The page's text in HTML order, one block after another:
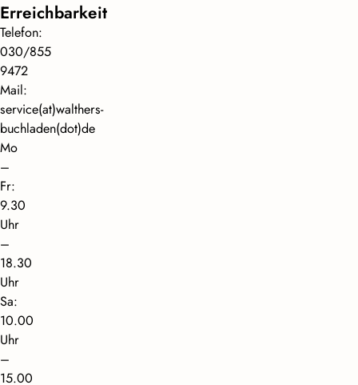
Erreichbarkeit
Telefon:
030/855
9472
Mail:
service(at)walthers-
buchladen(dot)de
Mo
–
Fr:
9.30
Uhr
–
18.30
Uhr
Sa:
10.00
Uhr
–
15.00